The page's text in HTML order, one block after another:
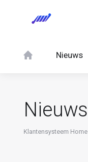
Nieuws
Nieuws
Klantensysteem Home